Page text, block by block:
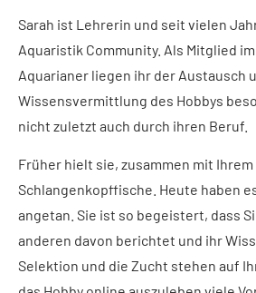
Sarah ist Lehrerin und seit vielen
Aquaristik Community. Als Mitglied
Aquarianer liegen ihr der Austausch
Wissensvermittlung des Hobbys
nicht zuletzt auch durch ihren Beruf.
Früher hielt sie, zusammen mit Ihrem
Schlangenkopffische. Heute haben
angetan. Sie ist so begeistert, dass
anderen davon berichtet und ihr
Selektion und die Zucht stehen auf